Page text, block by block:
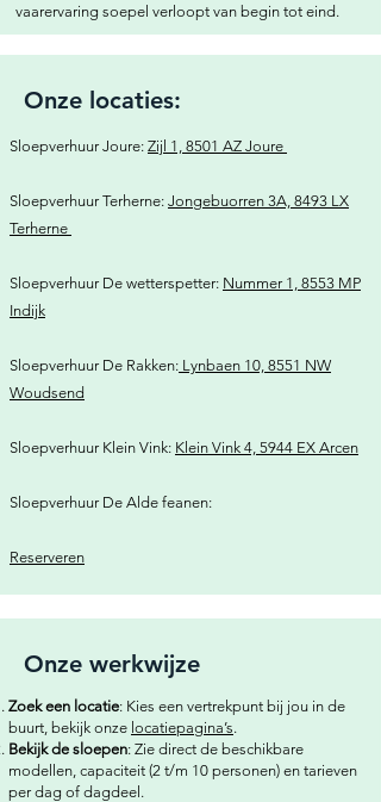
vaarervaring soepel verloopt van begin tot eind.
Onze locaties:
Sloepverhuur Joure: Zijl 1, 8501 AZ Joure
Sloepverhuur Terherne: Jongebuorren 3A, 8493 LX
Terherne
Sloepverhuur De wetterspetter: Nummer 1, 8553 MP
Indijk
Sloepverhuur De Rakken: Lynbaen 10, 8551 NW
Woudsend
Sloepverhuur Klein Vink: Klein Vink 4, 5944 EX Arcen
Sloepverhuur De Alde feanen:
​Reserveren
Onze werkwijze
Zoek een locatie: Kies een vertrekpunt bij jou in de
buurt, bekijk onze locatiepagina’s.
Bekijk de sloepen: Zie direct de beschikbare
modellen, capaciteit (2 t/m 10 personen) en tarieven
per dag of dagdeel.